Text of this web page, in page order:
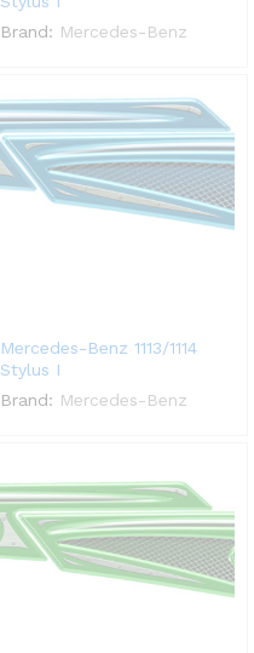
Brand: Mercedes-Benz
Mercedes-Benz 1113/1114
Stylus I
Brand: Mercedes-Benz